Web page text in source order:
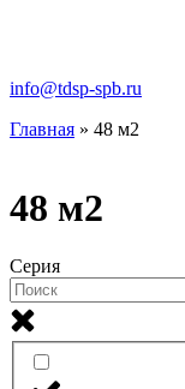
info@tdsp-spb.ru
Главная » 48 м2
48 м2
Серия